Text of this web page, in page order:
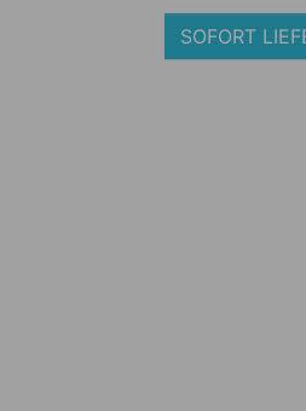
SOFORT